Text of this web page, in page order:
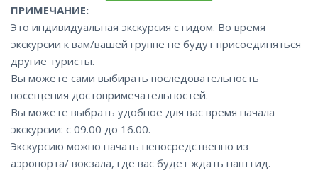
ПРИМЕЧАНИЕ:
Это индивидуальная экскурсия с гидом. Во время
экскурсии к вам/вашей группе не будут присоединяться
другие туристы.
Вы можете сами выбирать последовательность
посещения достопримечательностей.
Вы можете выбрать удобное для вас время начала
экскурсии: с 09.00 до 16.00.
Экскурсию можно начать непосредственно из
аэропорта/ вокзала, где вас будет ждать наш гид.